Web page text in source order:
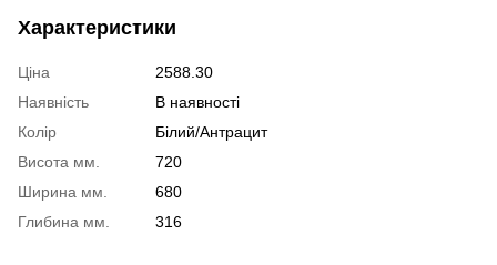
Характеристики
Ціна
2588.30
Наявність
В наявності
Колір
Білий/Антрацит
Висота мм.
720
Ширина мм.
680
Глибина мм.
316